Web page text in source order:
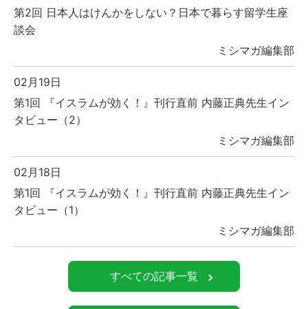
第2回 日本人はけんかをしない？日本で暮らす留学生座
談会
ミシマガ編集部
02月19日
第1回 『イスラムが効く！』刊行直前 内藤正典先生イン
タビュー（2）
ミシマガ編集部
02月18日
第1回 『イスラムが効く！』刊行直前 内藤正典先生イン
タビュー（1）
ミシマガ編集部
すべての記事一覧